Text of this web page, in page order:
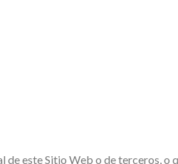
este Sitio Web o de terceros, o